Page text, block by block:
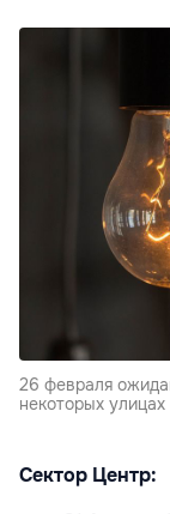
26 февраля
некоторых
Сектор Центр: